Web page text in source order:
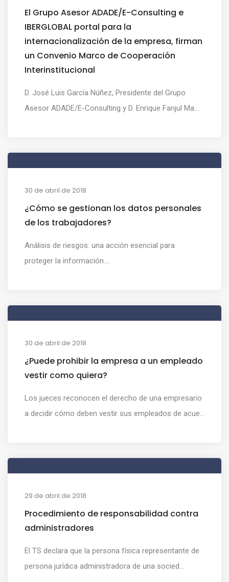
El Grupo Asesor ADADE/E-Consulting e
IBERGLOBAL portal para la
internacionalización de la empresa, firman
un Convenio Marco de Cooperación
Interinstitucional
D. José Luis García Núñez, Presidente del Grupo
Asesor ADADE/E-Consulting y D. Enrique Fanjul Ma...
30 de abril de 2018
¿Cómo se gestionan los datos personales
de los trabajadores?
Análisis de riesgos: una acción esencial para
proteger la información....
30 de abril de 2018
¿Puede prohibir la empresa a un empleado
vestir como quiera?
Los jueces reconocen el derecho de una empresario
a decidir cómo deben vestir sus empleados de acue...
29 de abril de 2018
Procedimiento de responsabilidad contra
administradores
El TS declara que la persona física representante de
persona jurídica administradora de una socied...